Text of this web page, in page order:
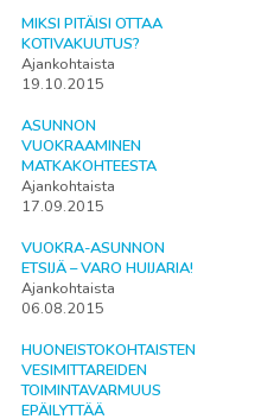
MIKSI PITÄISI OTTAA
KOTIVAKUUTUS?
Ajankohtaista
19.10.2015
ASUNNON
VUOKRAAMINEN
MATKAKOHTEESTA
Ajankohtaista
17.09.2015
VUOKRA-ASUNNON
ETSIJÄ – VARO HUIJARIA!
Ajankohtaista
06.08.2015
HUONEISTOKOHTAISTEN
VESIMITTAREIDEN
TOIMINTAVARMUUS
EPÄILYTTÄÄ